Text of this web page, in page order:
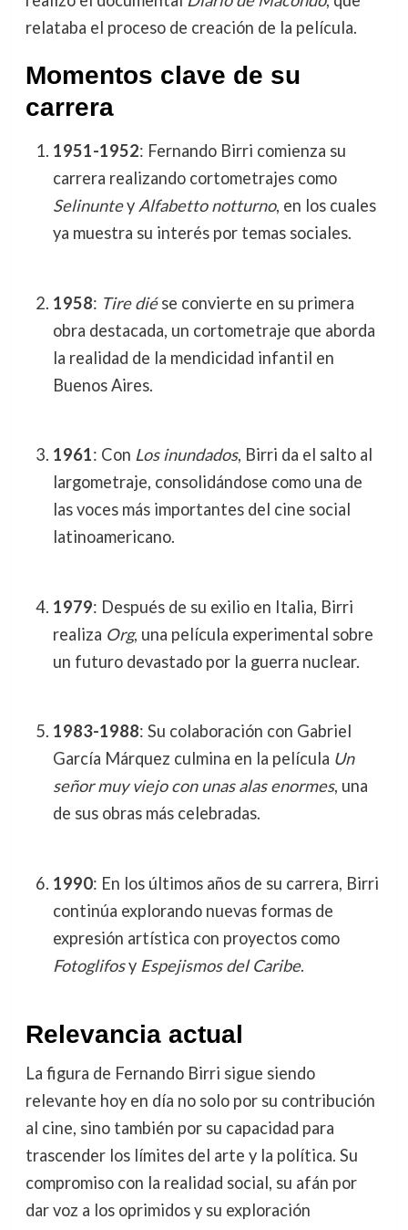
relataba el proceso de creación de la película.
Momentos clave de su
carrera
1951-1952: Fernando Birri comienza su
carrera realizando cortometrajes como
Selinuntey Alfabetto notturno, en los cuales
ya muestra su interés por temas sociales.
1958: Tire diése convierte en su primera
obra destacada, un cortometraje que aborda
la realidad de la mendicidad infantil en
Buenos Aires.
1961: Con Los inundados, Birri da el salto al
largometraje, consolidándose como una de
las voces más importantes del cine social
latinoamericano.
1979: Después de su exilio en Italia, Birri
realiza Org, una película experimental sobre
un futuro devastado por la guerra nuclear.
1983-1988: Su colaboración con Gabriel
García Márquez culmina en la película Un
señor muy viejo con unas alas enormes, una
de sus obras más celebradas.
1990: En los últimos años de su carrera, Birri
continúa explorando nuevas formas de
expresión artística con proyectos como
Fotoglifosy Espejismos del Caribe.
Relevancia actual
La figura de Fernando Birri sigue siendo
relevante hoy en día no solo por su contribución
al cine, sino también por su capacidad para
trascender los límites del arte y la política. Su
compromiso con la realidad social, su afán por
dar voz a los oprimidos y su exploración